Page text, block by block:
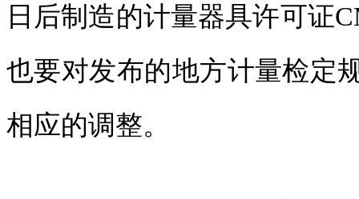
日后制造的计量器具许可证
也要对发布的地方计量检定
相应的调整。